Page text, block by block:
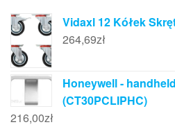
Vidaxl 12 Kółek
264,69zł
Honeywell -
(CT30PCLIPHC)
216,00zł